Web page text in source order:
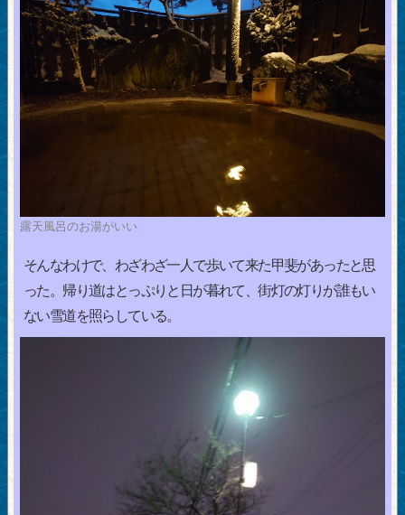
露天風呂のお湯がいい
そんなわけで、わざわざ一人で歩いて来た甲斐があったと思
った。帰り道はとっぷりと日が暮れて、街灯の灯りが誰もい
ない雪道を照らしている。